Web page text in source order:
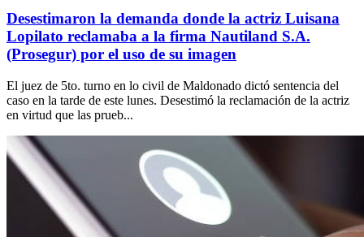
Desestimaron la demanda donde la actriz Luisana
Lopilato reclamaba a la firma Nautiland S.A.
(Prosegur) por el uso de su imagen
El juez de 5to. turno en lo civil de Maldonado dictó sentencia del
caso en la tarde de este lunes. Desestimó la reclamación de la actriz
en virtud que las prueb...